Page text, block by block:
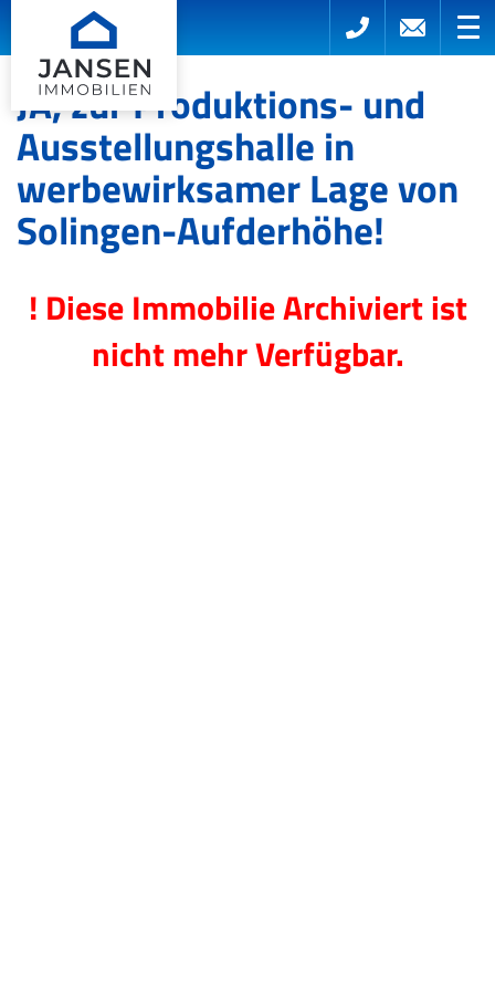
JA, zur Produktions- und
Ausstellungshalle in
werbewirksamer Lage von
Solingen-Aufderhöhe!
! Diese Immobilie Archiviert ist
nicht mehr Verfügbar.